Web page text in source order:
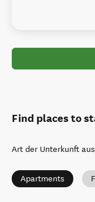
Find places to
Art der Unterkunft
Apartments